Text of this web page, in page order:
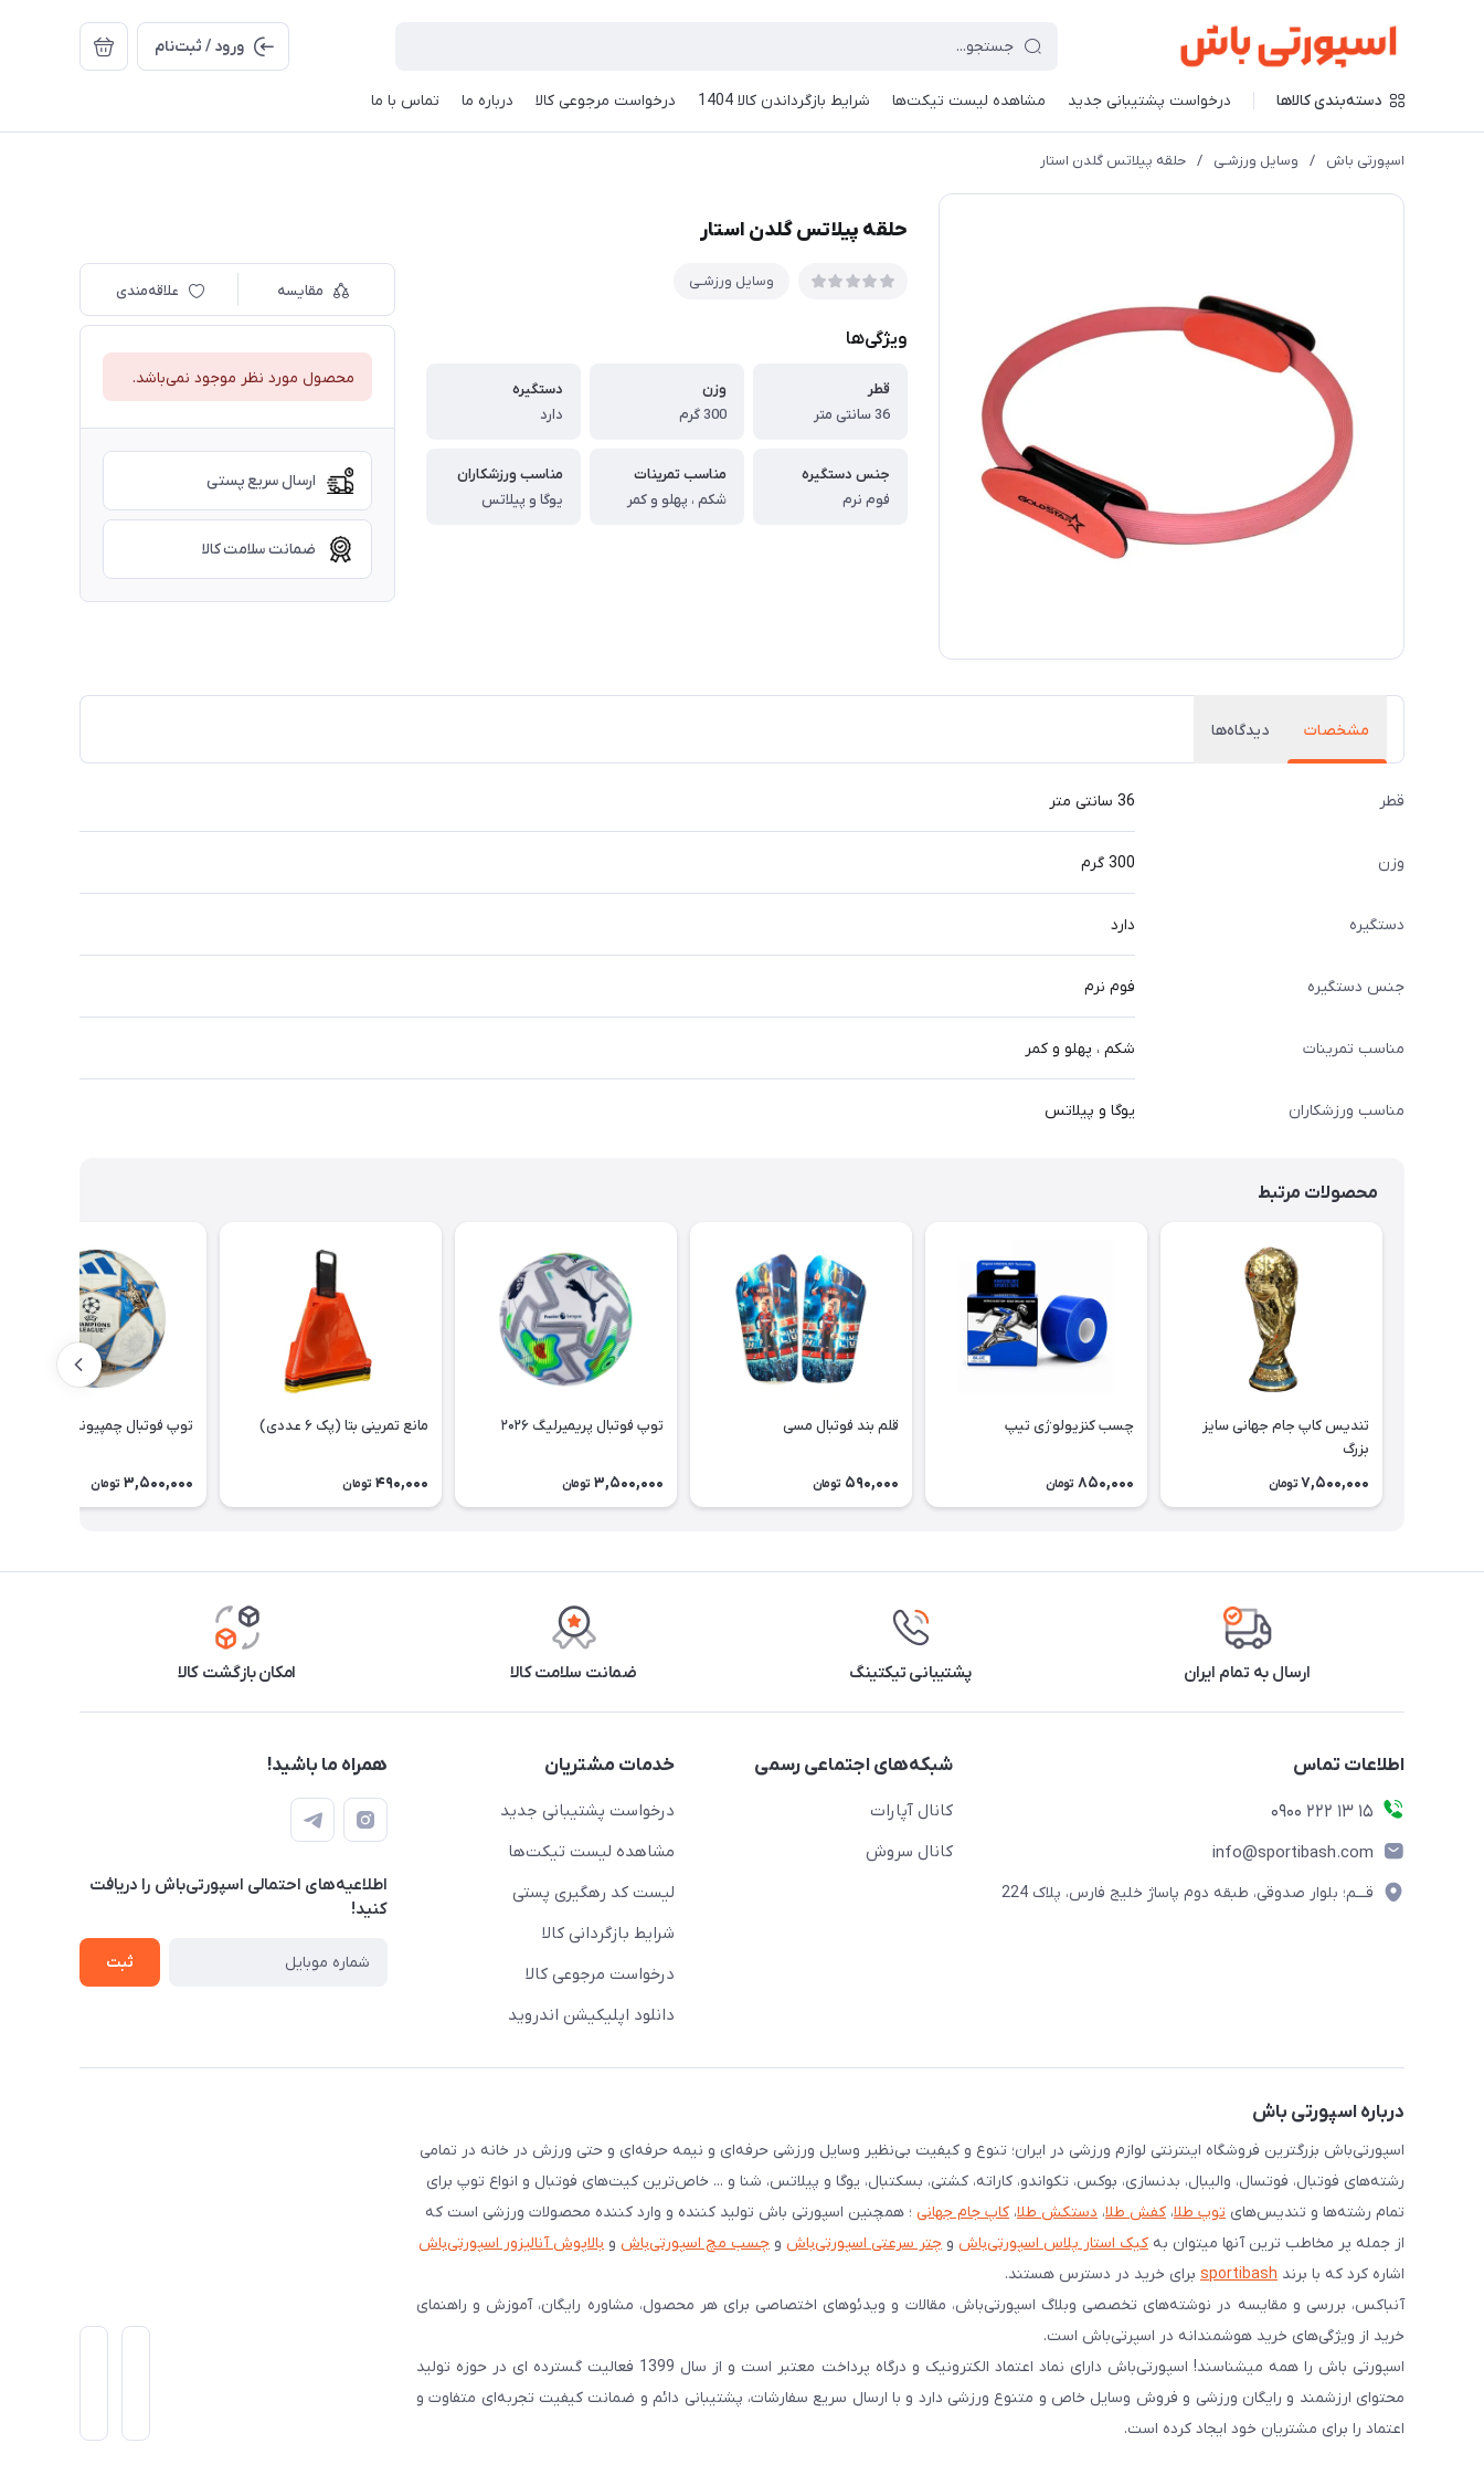
ورود / ثبت‌نام
دسته‌بندی کالاها درخواست پشتیبانی جدید مشاهده لیست تیکت‌ها شرایط بازگرداندن کالا 1404 درخواست مرجوعی کالا درباره ما تماس با ما
اسپورتی باش / وسایل ورزشـی / حلقه پیلاتس گلدن استار
حلقه پیلاتس گلدن استار
وسایل ورزشـی
ویژگی‌ها
قطر
36 سانتی متر
وزن
300 گرم
دستگیره
دارد
جنس دستگیره
فوم نرم
مناسب تمرینات
شکم ، پهلو و کمر
مناسب ورزشکاران
یوگا و پیلاتس
مقایسه علاقه‌مندی
محصول مورد نظر موجود نمی‌باشد.
ارسال سریع پستی
ضمانت سلامت کالا
مشخصات دیدگاه‌ها
قطر 36 سانتی متر
وزن 300 گرم
دستگیره دارد
جنس دستگیره فوم نرم
مناسب تمرینات شکم ، پهلو و کمر
مناسب ورزشکاران یوگا و پیلاتس
محصولات مرتبط
تندیس کاپ جام جهانی سایز
بزرگ
7,500,000 تومان
چسب کنزیولوژی تیپ
850,000 تومان
قلم بند فوتبال مسی
590,000 تومان
توپ فوتبال پریمیرلیگ ۲۰۲۶
3,500,000 تومان
مانع تمرینی بتا (پک ۶ عددی)
490,000 تومان
توپ فوتبال چمپیونزلیگ ۲۰۲۶
3,500,000 تومان
ارسال به تمام ایران پشتیبانی تیکتینگ ضمانت سلامت کالا امکان بازگشت کالا
اطلاعات تماس
15 13 222 0900
info@sportibash.com
قـــم؛ بلوار صدوقی، طبقه دوم پاساژ خلیج فارس، پلاک 224
شبکه‌های اجتماعی رسمی
کانال آپارات
کانال سروش
خدمات مشتریان
درخواست پشتیبانی جدید
مشاهده لیست تیکت‌ها
لیست کد رهگیری پستی
شرایط بازگردانی کالا
درخواست مرجوعی کالا
دانلود اپلیکیشن اندروید
همراه ما باشید!
اطلاعیه‌های احتمالی اسپورتی‌باش را دریافت
کنید!
ثبت
درباره اسپورتی باش
اسپورتی‌باش بزرگترین فروشگاه اینترنتی لوازم ورزشی در ایران؛ تنوع و کیفیت بی‌نظیر وسایل ورزشی حرفه‌ای و نیمه حرفه‌ای و حتی ورزش در خانه در تمامی
رشته‌های فوتبال، فوتسال، والیبال، بدنسازی، بوکس، تکواندو، کاراته، کشتی، بسکتبال، یوگا و پیلاتس، شنا و ... خاص‌ترین کیت‌های فوتبال و انواع توپ برای
تمام رشته‌ها و تندیس‌های توپ طلا، کفش طلا، دستکش طلا، کاپ جام جهانی ؛ همچنین اسپورتی باش تولید کننده و وارد کننده محصولات ورزشی است که
از جمله پر مخاطب ترین آنها میتوان به کیک استار پلاس اسپورتی‌باش و چتر سرعتی اسپورتی‌باش و چسب مچ اسپورتی‌باش و بالاپوش آنالیزور اسپورتی‌باش
اشاره کرد که با برند sportibash برای خرید در دسترس هستند.
آنباکس، بررسی‌ و مقایسه در نوشته‌های تخصصی وبلاگ اسپورتی‌باش، مقالات و ویدئوهای اختصاصی برای هر محصول، مشاوره رایگان، آموزش و راهنمای
خرید از ویژگی‌های خرید هوشمندانه در اسپرتی‌باش است.
اسپورتی‌ باش را همه میشناسند! اسپورتی‌باش دارای نماد اعتماد الکترونیک و درگاه پرداخت معتبر است و از سال 1399 فعالیت گسترده ای در حوزه تولید
محتوای ارزشمند و رایگان ورزشی و فروش وسایل خاص و متنوع ورزشی دارد و با ارسال سریع سفارشات، پشتیبانی دائم و ضمانت کیفیت تجربه‌ای متفاوت و
اعتماد را برای مشتریان خود ایجاد کرده است.